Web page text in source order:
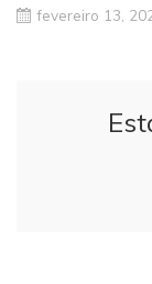
fevereiro 13,